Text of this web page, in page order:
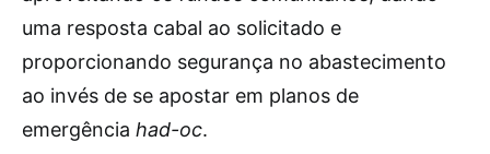
uma resposta cabal ao solicitado e
proporcionando segurança no abastecimento
ao invés de se apostar em planos de
emergência had-oc.